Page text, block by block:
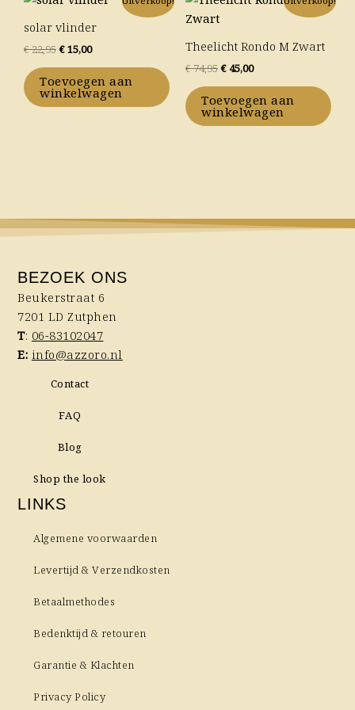
solar vlinder
€22,95
prijs
was:
€ 22,95.
€15,00
prijs
€ 15,00.
Toevoegen aan
winkelwagen
Theelicht Rondo M Zwart
€74,95
prijs
was:
€45,00
prijs
Toevoegen aan
winkelwagen
BEZOEK ONS
Beukerstraat 6
7201 LD Zutphen
T: 06-83102047
E: info@azzoro.nl
Contact
FAQ
Blog
Shop the look
LINKS
Algemene voorwaarden
Levertijd & Verzendkosten
Betaalmethodes
Bedenktijd & retouren
Garantie & Klachten
Privacy Policy